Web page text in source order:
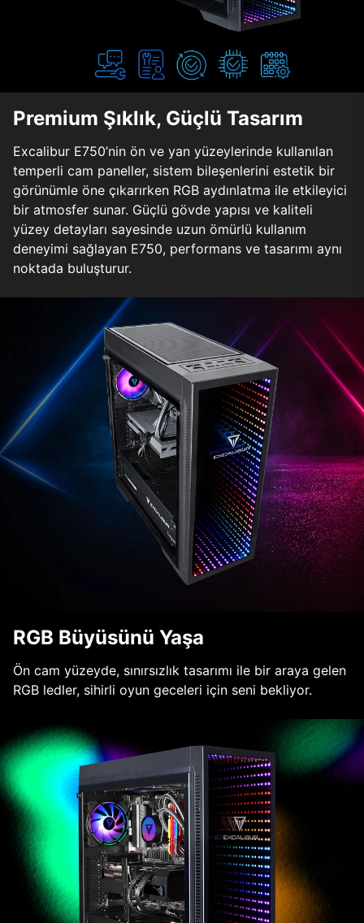
Premium Şıklık, Güçlü Tasarım
Excalibur E750’nin ön ve yan yüzeylerinde kullanılan
temperli cam paneller, sistem bileşenlerini estetik bir
görünümle öne çıkarırken RGB aydınlatma ile etkileyici
bir atmosfer sunar. Güçlü gövde yapısı ve kaliteli
yüzey detayları sayesinde uzun ömürlü kullanım
deneyimi sağlayan E750, performans ve tasarımı aynı
noktada buluşturur.
RGB Büyüsünü Yaşa
Ön cam yüzeyde, sınırsızlık tasarımı ile bir araya gelen
RGB ledler, sihirli oyun geceleri için seni bekliyor.